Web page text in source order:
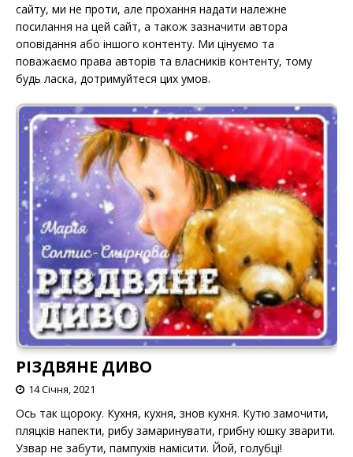
сайту, ми не проти, але прохання надати належне
посилання на цей сайт, а також зазначити автора
оповідання або іншого контенту. Ми цінуємо та
поважаємо права авторів та власників контенту, тому
будь ласка, дотримуйтеся цих умов.
РІЗДВЯНЕ ДИВО
14 Січня, 2021
Ось так щороку. Кухня, кухня, знов кухня. Кутю замочити,
пляцків напекти, рибу замаринувати, грибну юшку зварити.
Узвар не забути, пампухів намісити. Йой, голубці!